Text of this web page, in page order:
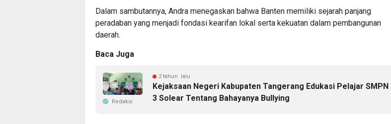
Dalam sambutannya, Andra menegaskan bahwa Banten memiliki sejarah panjang
peradaban yang menjadi fondasi kearifan lokal serta kekuatan dalam pembangunan
daerah.
Baca Juga
2 tahun lalu
Kejaksaan Negeri Kabupaten Tangerang Edukasi Pelajar SMPN
3 Solear Tentang Bahayanya Bullying
Redaksi